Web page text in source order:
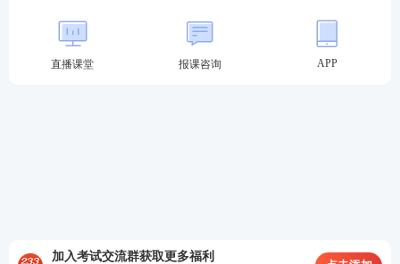
B.办理工程质量监督手续
C.办理档案管理手续
( )。
直播课堂 报课咨询 APP
加入考试交流群获取更多福利